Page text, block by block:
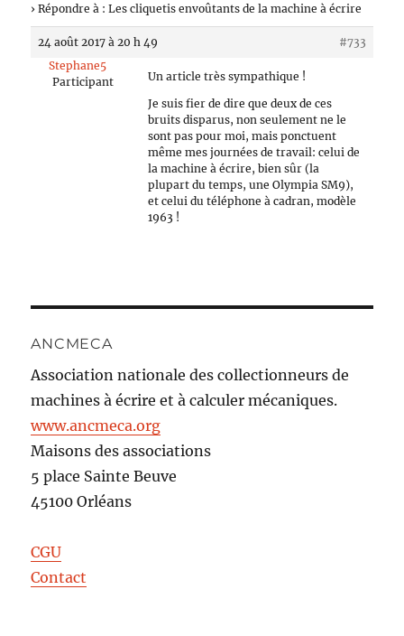
› Répondre à : Les cliquetis envoûtants de la machine à écrire
24 août 2017 à 20 h 49
#733
Stephane5
Participant
Un article très sympathique !
Je suis fier de dire que deux de ces
bruits disparus, non seulement ne le
sont pas pour moi, mais ponctuent
même mes journées de travail: celui de
la machine à écrire, bien sûr (la
plupart du temps, une Olympia SM9),
et celui du téléphone à cadran, modèle
1963 !
ANCMECA
Association nationale des collectionneurs de
machines à écrire et à calculer mécaniques.
www.ancmeca.org
Maisons des associations
5 place Sainte Beuve
45100 Orléans
CGU
Contact